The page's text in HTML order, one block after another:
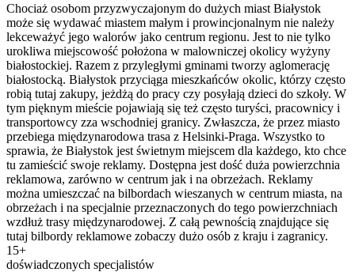
Chociaż osobom przyzwyczajonym do dużych miast Białystok
może się wydawać miastem małym i prowincjonalnym nie należy
lekceważyć jego walorów jako centrum regionu. Jest to nie tylko
urokliwa miejscowość położona w malowniczej okolicy wyżyny
białostockiej. Razem z przyległymi gminami tworzy aglomerację
białostocką. Białystok przyciąga mieszkańców okolic, którzy często
robią tutaj zakupy, jeżdżą do pracy czy posyłają dzieci do szkoły. W
tym pięknym mieście pojawiają się też często turyści, pracownicy i
transportowcy zza wschodniej granicy. Zwłaszcza, że przez miasto
przebiega międzynarodowa trasa z Helsinki-Praga. Wszystko to
sprawia, że Białystok jest świetnym miejscem dla każdego, kto chce
tu zamieścić swoje reklamy. Dostępna jest dość duża powierzchnia
reklamowa, zarówno w centrum jak i na obrzeżach. Reklamy
można umieszczać na bilbordach wieszanych w centrum miasta, na
obrzeżach i na specjalnie przeznaczonych do tego powierzchniach
wzdłuż trasy międzynarodowej. Z całą pewnością znajdujące się
tutaj bilbordy reklamowe zobaczy dużo osób z kraju i zagranicy.
15+
doświadczonych specjalistów